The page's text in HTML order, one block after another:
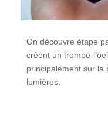
On découvre étape
créent un trompe-
principalement sur la
lumières.